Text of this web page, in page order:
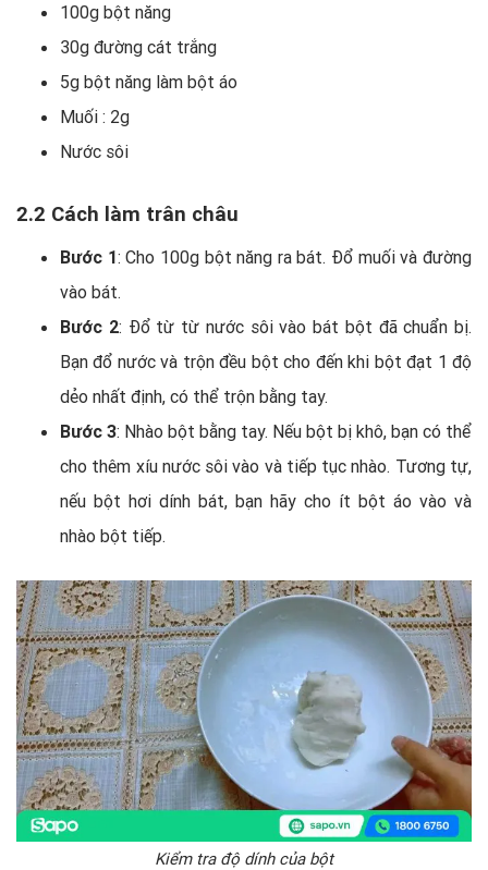
100g bột năng
30g đường cát trắng
5g bột năng làm bột áo
Muối : 2g
Nước sôi
2.2 Cách làm trân châu
Bước 1: Cho 100g bột năng ra bát. Đổ muối và đường
vào bát.
Bước 2: Đổ từ từ nước sôi vào bát bột đã chuẩn bị.
Bạn đổ nước và trộn đều bột cho đến khi bột đạt 1 độ
dẻo nhất định, có thể trộn bằng tay.
Bước 3: Nhào bột bằng tay. Nếu bột bị khô, bạn có thể
cho thêm xíu nước sôi vào và tiếp tục nhào. Tương tự,
nếu bột hơi dính bát, bạn hãy cho ít bột áo vào và
nhào bột tiếp.
Kiểm tra độ dính của bột